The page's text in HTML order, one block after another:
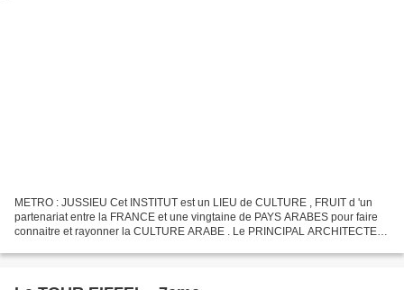
METRO : JUSSIEU Cet INSTITUT est un LIEU de CULTURE , FRUIT d 'un
partenariat entre la FRANCE et une vingtaine de PAYS ARABES pour faire
connaitre et rayonner la CULTURE ARABE . Le PRINCIPAL ARCHITECTE